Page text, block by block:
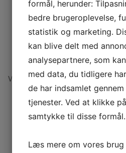
3.ret
Due & foie gras med
4.ret
Wagyu bavette med sød
caviar
5.ret
caviar
formål, herunder:
bedre brugeroplevelse,
statistik og marketing.
kan blive delt med
analysepartnere, som
med data, du tidligere
de har indsamlet
tjenester. Ved at klikke
samtykke til disse formål.
Læs mere om vores